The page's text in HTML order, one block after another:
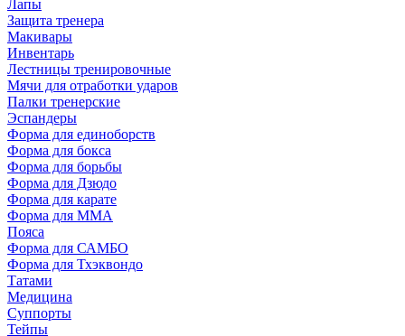
Лапы
Защита тренера
Макивары
Инвентарь
Лестницы тренировочные
Мячи для отработки ударов
Палки тренерские
Эспандеры
Форма для единоборств
Форма для бокса
Форма для борьбы
Форма для Дзюдо
Форма для карате
Форма для MMA
Пояса
Форма для САМБО
Форма для Тхэквондо
Татами
Медицина
Суппорты
Тейпы